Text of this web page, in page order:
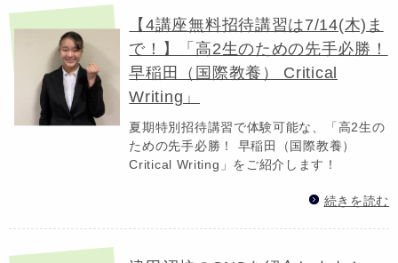
【4講座無料招待講習は7/14(木)ま
で！】「高2生のための先手必勝！
早稲田（国際教養） Critical
Writing」
夏期特別招待講習で体験可能な、「高2生の
ための先手必勝！ 早稲田（国際教養）
Critical Writing」をご紹介します！
続きを読む